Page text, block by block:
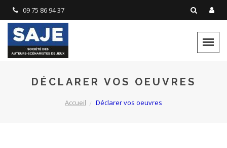
Panneau de gestion des cookies
09 75 86 94 37
DÉCLARER VOS OEUVRES
Accueil Déclarer vos oeuvres